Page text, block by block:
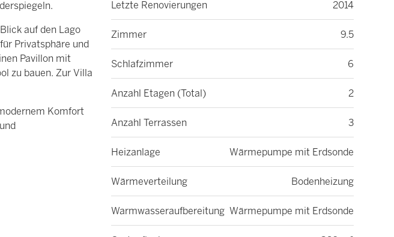
auf den Lago
Privatsphäre und
Pavillon mit
zu bauen. Zur Villa
Komfort
Letzte Renovierungen 2014
Zimmer 9.5
Schlafzimmer 6
Anzahl Etagen (Total) 2
Anzahl Terrassen 3
Heizanlage Wärmepumpe mit Erdsonde
Wärmeverteilung Bodenheizung
Warmwasseraufbereitung Wärmepumpe mit Erdsonde